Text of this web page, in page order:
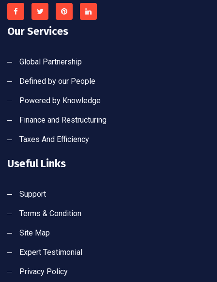
Our Services
Global Partnership
Defined by our People
Powered by Knowledge
Finance and Restructuring
Taxes And Efficiency
Useful Links
Support
Terms & Condition
Site Map
Expert Testimonial
Privacy Policy